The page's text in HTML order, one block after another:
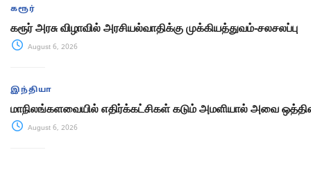
கரூர்
கரூர் அரசு விழாவில் அரசியல்வாதிக்கு முக்கியத்துவம்-சலசலப்பு
August 6, 2026
இந்தியா
மாநிலங்களவையில் எதிர்க்கட்சிகள் கடும் அமளியால் அவை
August 6, 2026